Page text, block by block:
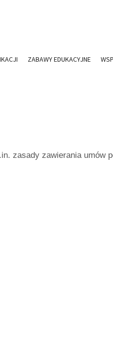
ZABAWY EDUKACYJNE
zasady zawierania umów